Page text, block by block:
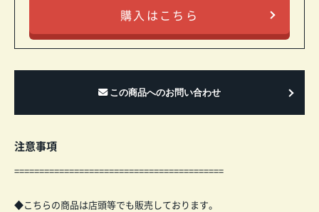
購入はこちら
注意事項
==========================================
◆こちらの商品は店頭等でも販売しております。